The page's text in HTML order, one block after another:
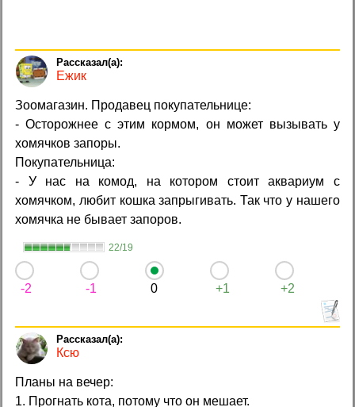
Ежик
Зоомагазин. Продавец покупательнице:
- Осторожнее с этим кормом, он может вызывать у
хомячков запоры.
Покупательница:
- У нас на комод, на котором стоит аквариум с
хомячком, любит кошка запрыгивать. Так что у нашего
хомячка не бывает запоров.
22/19
-2 -1 0 +1 +2
Ксю
Планы на вечер:
1. Прогнать кота, потому что он мешает.